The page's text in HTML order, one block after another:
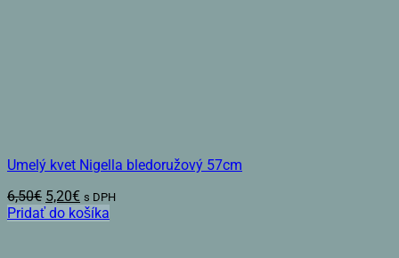
Umelý kvet Nigella bledoružový 57cm
6,50€ Pôvodná
cena
5,20€Aktuálna
cena
s DPH
Pridať do košíka